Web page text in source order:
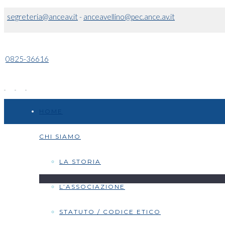
segreteria@anceav.it- anceavellino@pec.ance.av.it
0825-36616
CHI SIAMO
LA STORIA
L’ASSOCIAZIONE
STATUTO / CODICE ETICO